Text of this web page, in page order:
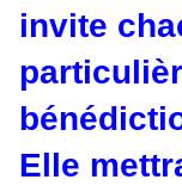
invite
Elle